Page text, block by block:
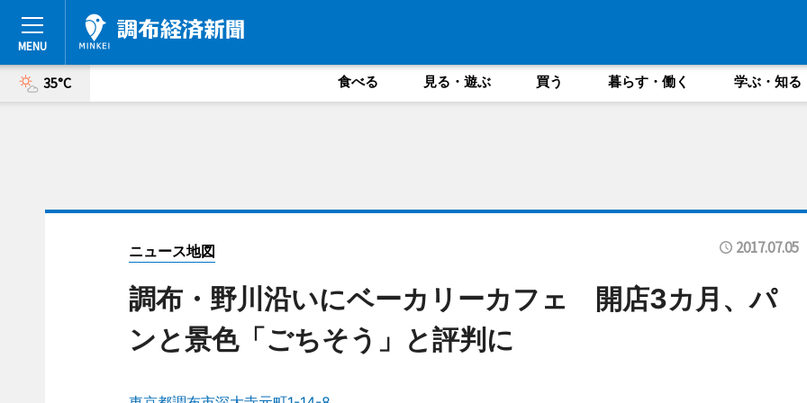
35°C 食べる 見る・遊ぶ 買う 暮らす・働く 学ぶ・知る
ニュース地図 2017.07.05
調布・野川沿いにベーカリーカフェ 開店3カ月、パ
ンと景色「ごちそう」と評判に